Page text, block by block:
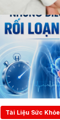
Tài Liệu Sức Khỏe